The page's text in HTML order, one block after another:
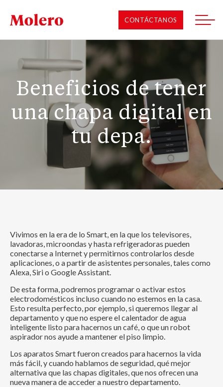
CONTÁCTANOS
Beneficios de tener
una chapa digital en
tu depa.
Vivimos en la era de lo Smart, en la que los televisores,
lavadoras, microondas y hasta refrigeradoras pueden
conectarse a Internet y permitirnos controlarlos desde
aplicaciones, o a partir de asistentes personales, tales como
Alexa, Siri o Google Assistant.
De esta forma, podremos programar o activar estos
electrodomésticos incluso cuando no estemos en la casa.
Esto resulta perfecto, por ejemplo, si queremos llegar al
departamento y que no espere el calentador de agua
inteligente listo para hacernos un café, o que un robot
aspirador nos ayude a mantener el piso limpio.
Los aparatos Smart fueron creados para hacernos la vida
más fácil, y cuando hablamos de seguridad, qué mejor
alternativa que las chapas digitales, que nos ofrecen una
nueva manera de acceder a nuestro departamento.